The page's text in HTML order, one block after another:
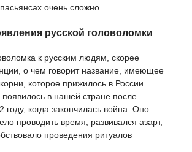
очень сложно.
русской головоломки
к русским людям, скорее
о чем говорит название, имеющее
которое прижилось в России.
появилось в нашей стране после
году, когда закончилась война. Оно
проводить время, развивался азарт,
проведения ритуалов